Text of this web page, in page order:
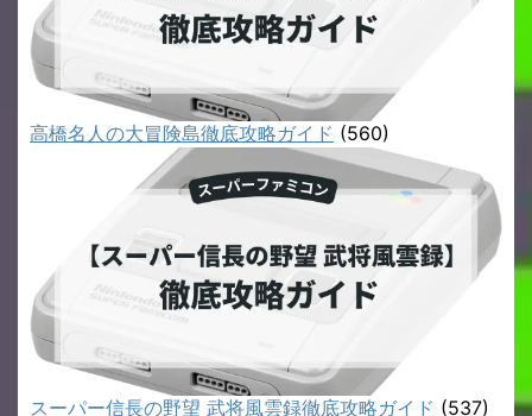
高橋名人の大冒険島徹底攻略ガイド (560)
スーパー信長の野望 武将風雲録徹底攻略ガイド (537)